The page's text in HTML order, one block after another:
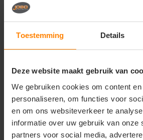
Toestemming Details
Deze website maakt gebruik van
We gebruiken cookies om content
personaliseren, om functies voor
en om ons websiteverkeer te
informatie over uw gebruik van onze
partners voor social media,
Vragen? Neem contact
op met onze
call +31(0)418 511 972
mail info@jobopromotions.nl
store Bezoek onze showroom:
Provincialeweg 59 - Velddriel